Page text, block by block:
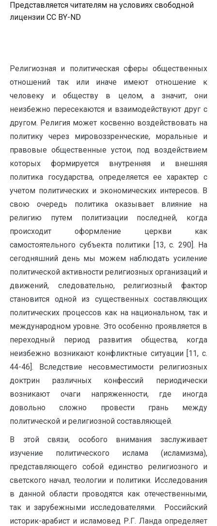
Представляется читателям на условиях свободной
лицензии CC BY-ND
Религиозная и политическая сферы общественных
отношений так или иначе имеют отношение к
человеку и обществу в целом, а значит, они
неизбежно пересекаются и взаимодействуют друг с
другом. Религия может косвенно воздействовать на
политику через мировоззренческие, моральные и
правовые общественные устои, под воздействием
которых формируется внутренняя и внешняя
политика государства, определяется ее характер с
учетом политических и экономических интересов. В
свою очередь политика оказывает влияние на
религию путем политизации последней, когда
происходит оформление церкви как
самостоятельного субъекта политики [13, с. 290]. На
сегодняшний день мы можем наблюдать усиление
политической активности религиозных организаций и
движений, следовательно, религиозный фактор
становится одной из существенных составляющих
политических процессов как на национальном, так и
международном уровне. Это особенно проявляется в
переходный период развития общества, когда
неизбежно возникают конфликтные ситуации [11, с.
44-46]. Вследствие несовместимости религиозных
доктрин различных конфессий периодически
возникают очаги напряженности, где иногда
довольно сложно провести грань между
политической и религиозной составляющей.
В этой связи, особого внимания заслуживает
изучение политического ислама (исламизма),
представляющего собой единство религиозного и
светского начал, теологии и политики. Исследования
в данной области проводятся как отечественными,
так и зарубежными исследователями. Российский
историк-арабист и исламовед Р.Г. Ланда определяет